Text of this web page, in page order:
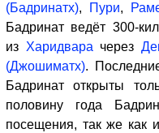
(Бадринатх), Пури,
Бадринат ведёт 300-
из Харидвара через
(Джошиматх).
Бадринат открыты
половину года
посещения, так же как